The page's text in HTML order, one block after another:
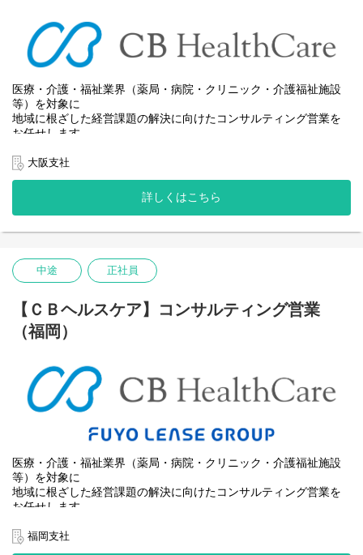
（職種別・必要人数の確認）
・支援先担当者との打ち合わせ
・面接日程や採用スケジュールの調整
・採用関連資料の作成および管理
■受発注・請求業務
・消耗品の注文内容取りまとめ
・代理店への発注依頼
・各支援先への配送手配
・その他付随する事務業務
・その他付随する業務
医療・介護・福祉業界（薬局・病院・クリニック・介護福祉施設
等）を対象に
地域に根ざした経営課題の解決に向けたコンサルティング営業を
お任せします。
【具体的には･･･】
・医療・介護福祉施設への架電、訪問、ウェビナー開催
・地域ネットワークを活かしたアプローチによる提案営業
・後継者不在などの課題に対し、売手・買手のマッチングからＰ
ＭＩまで対応
■ 経営改善支援
・財務分析、ヒアリングに基づく課題抽出
・改善策の立案から実行まで伴走支援
・法人特性や地域ニーズに応じた高齢者住宅の立ち上げ、運営支
援など
■ 人材・組織支援
・人事制度設計の提案営業（実行は専門部署が担当）
大阪支社
詳しくはこちら
中途 正社員
【ＣＢヘルスケア】コンサルティング営業
（福岡）
医療・介護・福祉業界（薬局・病院・クリニック・介護福祉施設
等）を対象に
地域に根ざした経営課題の解決に向けたコンサルティング営業を
お任せします。
【具体的には･･･】
福岡支社